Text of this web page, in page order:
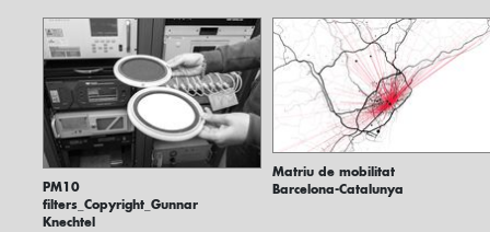
PM10
filters_Copyright_Gunnar
Knechtel
Matriu de mobilitat
Barcelona-Catalunya